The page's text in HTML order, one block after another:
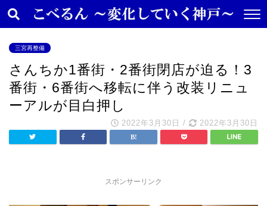
三宮再整備
さんちか1番街・2番街閉店が迫る！3
番街・6番街へ移転に伴う改装リニュ
ーアルが目白押し
2022年3月30日 / 2022年3月30日
スポンサーリンク